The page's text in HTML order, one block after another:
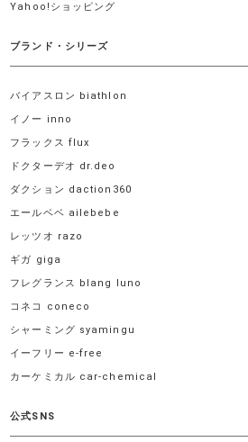
Yahoo!ショッピング
ブランド・シリーズ
バイアスロン biathlon
イノー inno
フラックス flux
ドクターデオ dr.deo
ダクション daction360
エールベベ ailebebe
レッツオ razo
ギガ giga
フレグランス blang luno
コネコ coneco
シャーミング syamingu
イーフリー e-free
カーケミカル car-chemical
公式SNS